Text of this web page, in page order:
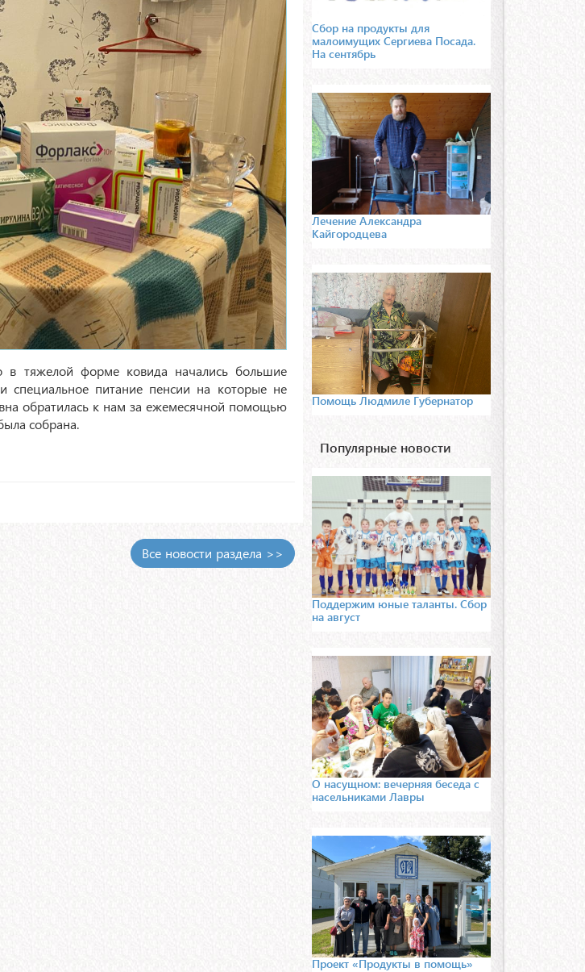
в тяжелой форме ковида начались большие
специальное питание пенсии на которые не
обратилась к нам за ежемесячной помощью
собрана.
Все новости раздела >>
Сбор на продукты для
малоимущих Сергиева Посада.
На сентябрь
Лечение Александра
Кайгородцева
Помощь Людмиле Губернатор
Популярные новости
Поддержим юные таланты. Сбор
на август
О насущном: вечерняя беседа с
насельниками Лавры
Проект «Продукты в помощь»